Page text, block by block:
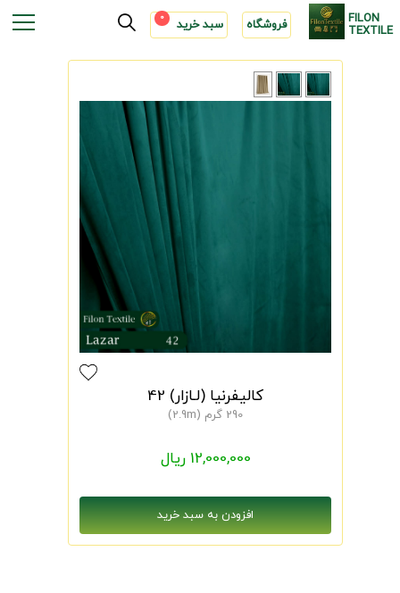
FILON
TEXTILE فروشگاه سبد خرید 0
کالیفرنیا (لـازار) 42
290 گرم (2.9m)
12,000,000 ریال